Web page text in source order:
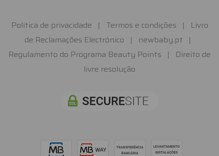
Política de privacidade | Termos e condições | Livro
de Reclamações Electrónico | newbaby.pt |
Regulamento do Programa Beauty Points | Direito de
livre resolução